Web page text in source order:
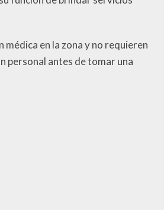
médica en la zona y no requieren
personal antes de tomar una